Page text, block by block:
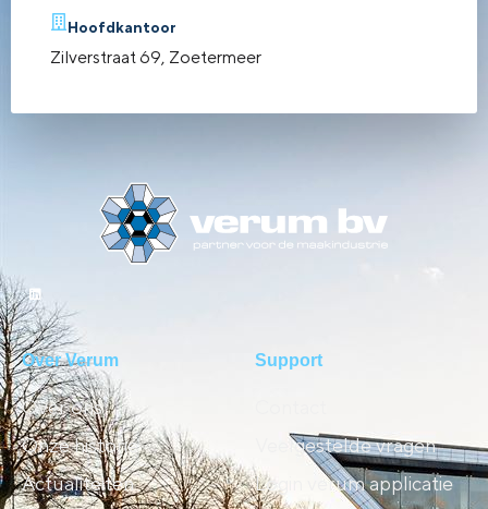
Hoofdkantoor
Zilverstraat 69, Zoetermeer
Over Verum
Over ons
Onze historie
Actualiteiten
Support
Veelgestelde vragen
Login verum applicatie